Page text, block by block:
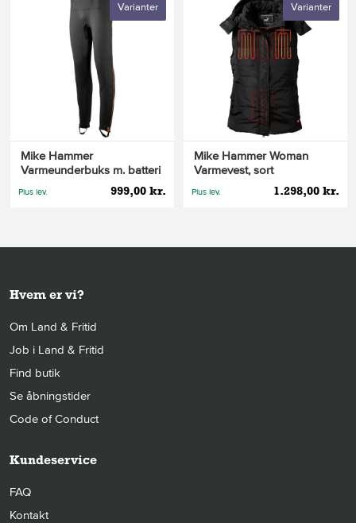
Varianter
Mike Hammer
Varmeunderbuks m. batteri
999,00 kr.
Plus lev.
Varianter
Mike Hammer Woman
Varmevest, sort
1.298,00 kr.
Plus lev.
Hvem er vi?
Om Land & Fritid
Job i Land & Fritid
Find butik
Se åbningstider
Code of Conduct
Kundeservice
FAQ
Kontakt